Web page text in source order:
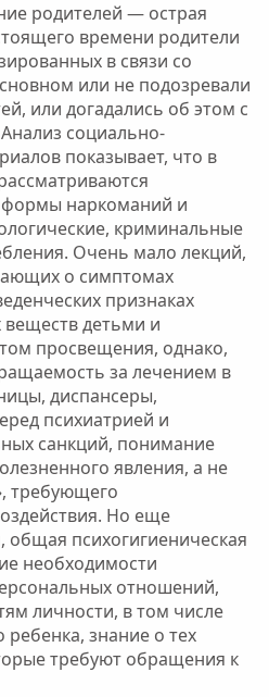
родителей — острая
времени родители
в связи со
или не подозревали
или догадались об этом с
социально-
показывает, что в
формы наркоманий и
криминальные
Очень мало лекций,
о симптомах
признаках
детьми и
просвещения, однако,
за лечением в
диспансеры,
психиатрией и
санкций, понимание
явления, а не
требующего
Но еще
общая психогигиеническая
необходимости
отношений,
личности, в том числе
ребенка, знание о тех
требуют обращения к